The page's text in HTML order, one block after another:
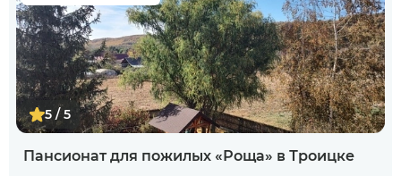
5 / 5
Пансионат для пожилых «Роща» в Троицке